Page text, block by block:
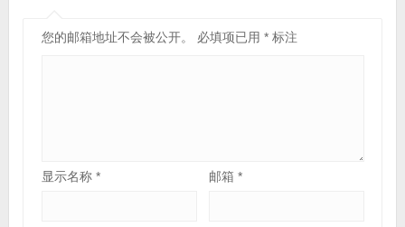
您的邮箱地址不会被公开。 必填项已用 *标注
显示名称 * 邮箱*